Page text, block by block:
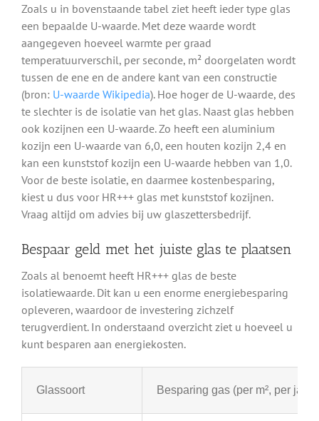
Zoals u in bovenstaande tabel ziet heeft ieder type glas
een bepaalde U-waarde. Met deze waarde wordt
aangegeven hoeveel warmte per graad
temperatuurverschil, per seconde, m² doorgelaten wordt
tussen de ene en de andere kant van een constructie
(bron: U-waarde Wikipedia). Hoe hoger de U-waarde, des
te slechter is de isolatie van het glas. Naast glas hebben
ook kozijnen een U-waarde. Zo heeft een aluminium
kozijn een U-waarde van 6,0, een houten kozijn 2,4 en
kan een kunststof kozijn een U-waarde hebben van 1,0.
Voor de beste isolatie, en daarmee kostenbesparing,
kiest u dus voor HR+++ glas met kunststof kozijnen.
Vraag altijd om advies bij uw glaszettersbedrijf.
Bespaar geld met het juiste glas te plaatsen
Zoals al benoemt heeft HR+++ glas de beste
isolatiewaarde. Dit kan u een enorme energiebesparing
opleveren, waardoor de investering zichzelf
terugverdient. In onderstaand overzicht ziet u hoeveel u
kunt besparen aan energiekosten.
Glassoort Besparing gas (per m², per jaar)